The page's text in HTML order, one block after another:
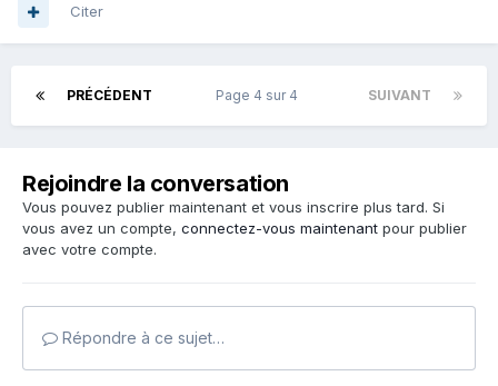
Citer
PRÉCÉDENT SUIVANT
Page 4 sur 4
Rejoindre la conversation
Vous pouvez publier maintenant et vous inscrire plus tard. Si
vous avez un compte, connectez-vous maintenant pour publier
avec votre compte.
Répondre à ce sujet…